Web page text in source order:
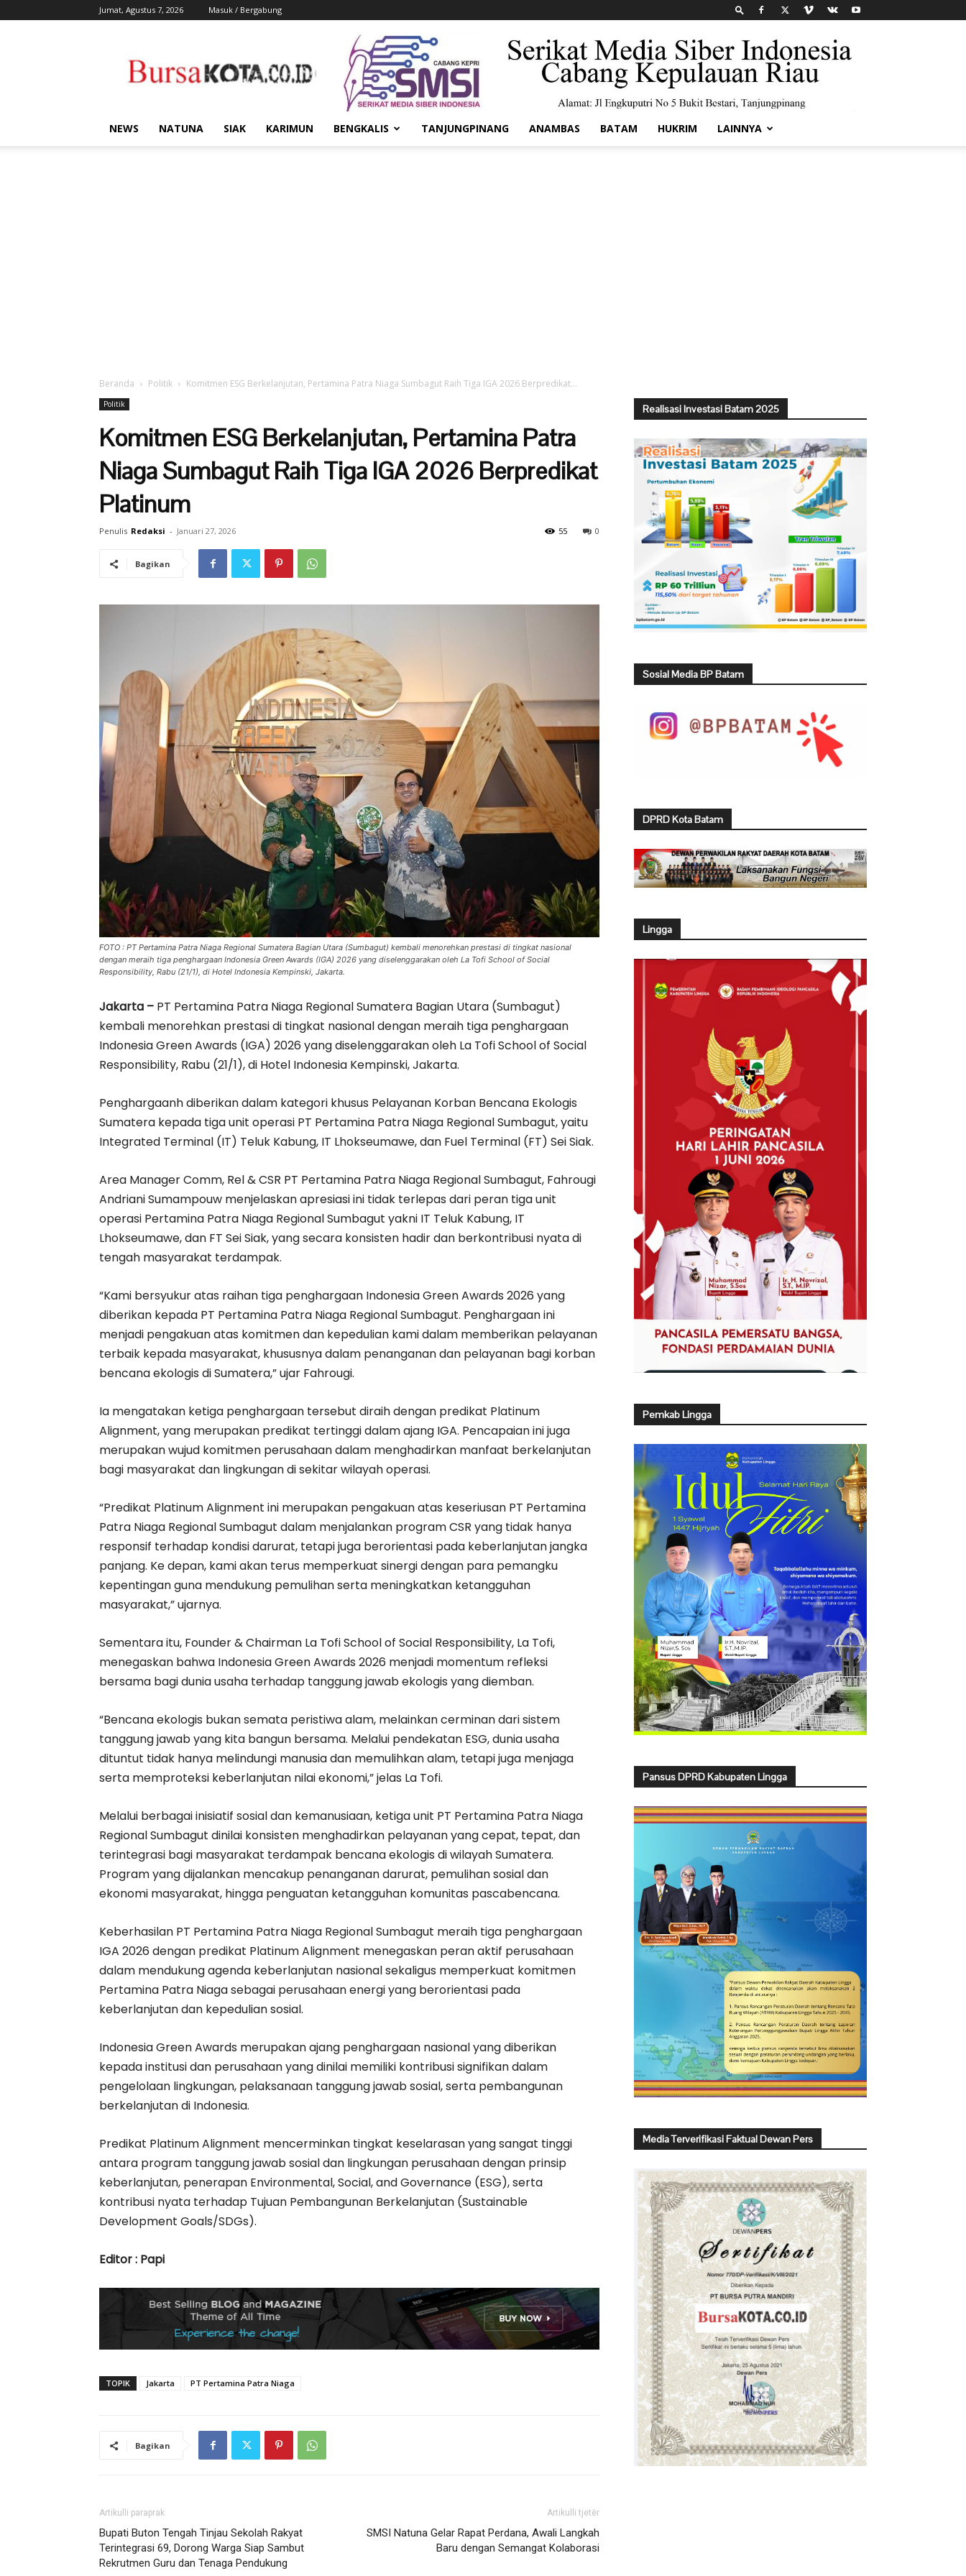
Jumat, Agustus 7, 2026 Masuk / Bergabung
Kota
NEWS NATUNA SIAK KARIMUN BENGKALIS TANJUNGPINANG ANAMBAS BATAM HUKRIM LAINNYA
Beranda Politik Komitmen ESG Berkelanjutan, Pertamina Patra Niaga Sumbagut Raih Tiga IGA 2026 Berpredikat...
Politik
Komitmen ESG Berkelanjutan, Pertamina Patra
Niaga Sumbagut Raih Tiga IGA 2026 Berpredikat
Platinum
Penulis Redaksi - Januari 27, 2026 0
55
Bagikan
FOTO : PT Pertamina Patra Niaga Regional Sumatera Bagian Utara (Sumbagut) kembali menorehkan prestasi di tingkat nasional
dengan meraih tiga penghargaan Indonesia Green Awards (IGA) 2026 yang diselenggarakan oleh La Tofi School of Social
Responsibility, Rabu (21/1), di Hotel Indonesia Kempinski, Jakarta.
Jakarta – PT Pertamina Patra Niaga Regional Sumatera Bagian Utara (Sumbagut)
kembali menorehkan prestasi di tingkat nasional dengan meraih tiga penghargaan
Indonesia Green Awards (IGA) 2026 yang diselenggarakan oleh La Tofi School of Social
Responsibility, Rabu (21/1), di Hotel Indonesia Kempinski, Jakarta.
Penghargaanh diberikan dalam kategori khusus Pelayanan Korban Bencana Ekologis
Sumatera kepada tiga unit operasi PT Pertamina Patra Niaga Regional Sumbagut, yaitu
Integrated Terminal (IT) Teluk Kabung, IT Lhokseumawe, dan Fuel Terminal (FT) Sei Siak.
Area Manager Comm, Rel & CSR PT Pertamina Patra Niaga Regional Sumbagut, Fahrougi
Andriani Sumampouw menjelaskan apresiasi ini tidak terlepas dari peran tiga unit
operasi Pertamina Patra Niaga Regional Sumbagut yakni IT Teluk Kabung, IT
Lhokseumawe, dan FT Sei Siak, yang secara konsisten hadir dan berkontribusi nyata di
tengah masyarakat terdampak.
“Kami bersyukur atas raihan tiga penghargaan Indonesia Green Awards 2026 yang
diberikan kepada PT Pertamina Patra Niaga Regional Sumbagut. Penghargaan ini
menjadi pengakuan atas komitmen dan kepedulian kami dalam memberikan pelayanan
terbaik kepada masyarakat, khususnya dalam penanganan dan pelayanan bagi korban
bencana ekologis di Sumatera,” ujar Fahrougi.
Ia mengatakan ketiga penghargaan tersebut diraih dengan predikat Platinum
Alignment, yang merupakan predikat tertinggi dalam ajang IGA. Pencapaian ini juga
merupakan wujud komitmen perusahaan dalam menghadirkan manfaat berkelanjutan
bagi masyarakat dan lingkungan di sekitar wilayah operasi.
“Predikat Platinum Alignment ini merupakan pengakuan atas keseriusan PT Pertamina
Patra Niaga Regional Sumbagut dalam menjalankan program CSR yang tidak hanya
responsif terhadap kondisi darurat, tetapi juga berorientasi pada keberlanjutan jangka
panjang. Ke depan, kami akan terus memperkuat sinergi dengan para pemangku
kepentingan guna mendukung pemulihan serta meningkatkan ketangguhan
masyarakat,” ujarnya.
Sementara itu, Founder & Chairman La Tofi School of Social Responsibility, La Tofi,
menegaskan bahwa Indonesia Green Awards 2026 menjadi momentum refleksi
bersama bagi dunia usaha terhadap tanggung jawab ekologis yang diemban.
“Bencana ekologis bukan semata peristiwa alam, melainkan cerminan dari sistem
tanggung jawab yang kita bangun bersama. Melalui pendekatan ESG, dunia usaha
dituntut tidak hanya melindungi manusia dan memulihkan alam, tetapi juga menjaga
serta memproteksi keberlanjutan nilai ekonomi,” jelas La Tofi.
Melalui berbagai inisiatif sosial dan kemanusiaan, ketiga unit PT Pertamina Patra Niaga
Regional Sumbagut dinilai konsisten menghadirkan pelayanan yang cepat, tepat, dan
terintegrasi bagi masyarakat terdampak bencana ekologis di wilayah Sumatera.
Program yang dijalankan mencakup penanganan darurat, pemulihan sosial dan
ekonomi masyarakat, hingga penguatan ketangguhan komunitas pascabencana.
Keberhasilan PT Pertamina Patra Niaga Regional Sumbagut meraih tiga penghargaan
IGA 2026 dengan predikat Platinum Alignment menegaskan peran aktif perusahaan
dalam mendukung agenda keberlanjutan nasional sekaligus memperkuat komitmen
Pertamina Patra Niaga sebagai perusahaan energi yang berorientasi pada
keberlanjutan dan kepedulian sosial.
Indonesia Green Awards merupakan ajang penghargaan nasional yang diberikan
kepada institusi dan perusahaan yang dinilai memiliki kontribusi signifikan dalam
pengelolaan lingkungan, pelaksanaan tanggung jawab sosial, serta pembangunan
berkelanjutan di Indonesia.
Predikat Platinum Alignment mencerminkan tingkat keselarasan yang sangat tinggi
antara program tanggung jawab sosial dan lingkungan perusahaan dengan prinsip
keberlanjutan, penerapan Environmental, Social, and Governance (ESG), serta
kontribusi nyata terhadap Tujuan Pembangunan Berkelanjutan (Sustainable
Development Goals/SDGs).
Editor : Papi
TOPIK Jakarta PT Pertamina Patra Niaga
Bagikan
Artikulli paraprak
Bupati Buton Tengah Tinjau Sekolah Rakyat
Terintegrasi 69, Dorong Warga Siap Sambut
Rekrutmen Guru dan Tenaga Pendukung
Artikulli tjetër
SMSI Natuna Gelar Rapat Perdana, Awali Langkah
Baru dengan Semangat Kolaborasi
Realisasi Investasi Batam 2025
Sosial Media BP Batam
DPRD Kota Batam
Lingga
Pemkab Lingga
Pansus DPRD Kabupaten Lingga
Media Terverifikasi Faktual Dewan Pers